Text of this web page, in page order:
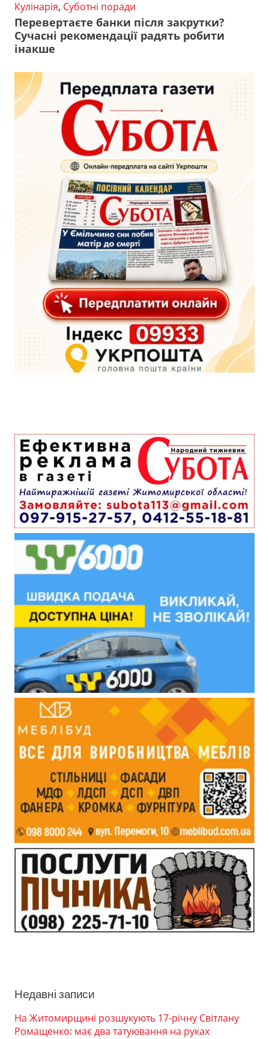
Кулінарія, Суботні поради
Перевертаєте банки після закрутки?
Сучасні рекомендації радять робити
інакше
Недавні записи
На Житомирщині розшукують 17-річну Світлану
Ромащенко: має два татуювання на руках